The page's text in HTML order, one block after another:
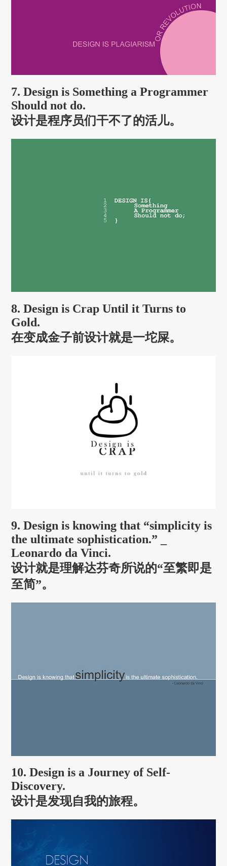
7. Design is Something a Programmer
Should not do.
设计是程序员们干不了的活儿。
8. Design is Crap Until it Turns to
Gold.
在变成金子前设计就是一坨屎。
9. Design is knowing that “simplicity is
the ultimate sophistication.” _
Leonardo da Vinci.
设计就是理解达芬奇所说的“至繁即是
至简”。
10. Design is a Journey of Self-
Discovery.
设计是发现自我的旅程。